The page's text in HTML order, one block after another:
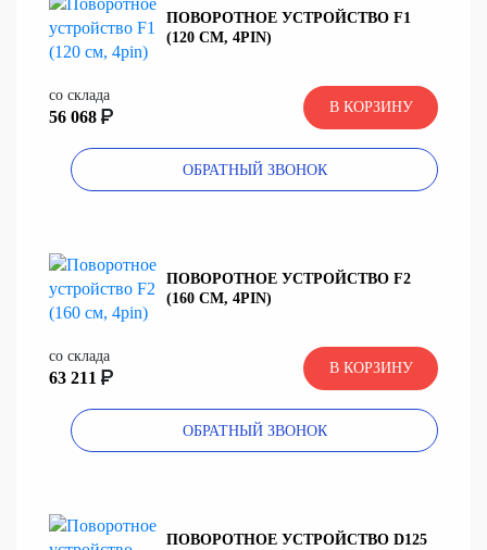
ПОВОРОТНОЕ УСТРОЙСТВО F1
(120 СМ, 4PIN)
со склада
56 068
В КОРЗИНУ
ОБРАТНЫЙ ЗВОНОК
ПОВОРОТНОЕ УСТРОЙСТВО F2
(160 СМ, 4PIN)
со склада
63 211
В КОРЗИНУ
ОБРАТНЫЙ ЗВОНОК
ПОВОРОТНОЕ УСТРОЙСТВО D125